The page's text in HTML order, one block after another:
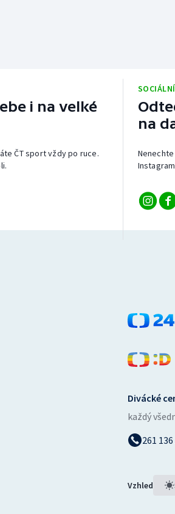
i na velké
ČT sport vždy po ruce.
na
Divácké
každý
261
Vzhled